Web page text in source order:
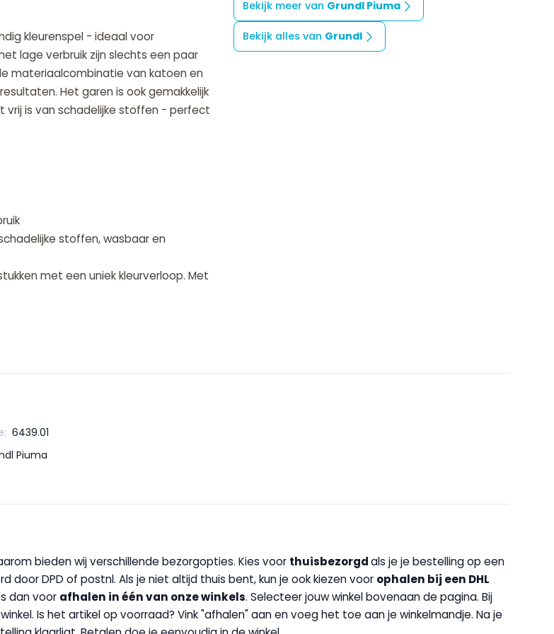
Bekijk meer van Grundl Piuma
Bekijk alles van Grundl
kleurenspel - ideaal voor
lage verbruik zijn slechts een paar
materiaalcombinatie van katoen en
Het garen is ook gemakkelijk
vrij is van schadelijke stoffen - perfect
stoffen, wasbaar en
met een uniek kleurverloop. Met
6439.01
Piuma
bieden wij verschillende bezorgopties. Kies voor thuisbezorgdals je je bestelling op een
DPD of postnl. Als je niet altijd thuis bent, kun je ook kiezen voor ophalen bij een DHL
dan voor afhalen in één van onze winkels. Selecteer jouw winkel bovenaan de pagina. Bij
Is het artikel op voorraad? Vink "afhalen" aan en voeg het toe aan je winkelmandje. Na je